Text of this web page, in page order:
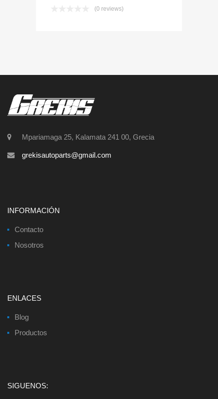
(0 reviews)
Mpariamaga 25, Kalamata 241 00, Grecia
grekisautoparts@gmail.com
INFORMACIÓN
Contacto
Nosotros
ENLACES
Blog
Productos
SIGUENOS: